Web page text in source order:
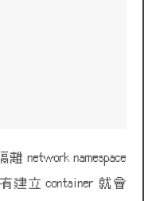
network namespace
建立 container 就會